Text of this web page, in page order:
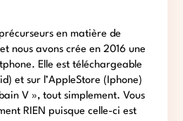
en matière de
nous avons crée en 2016 une
Elle est téléchargeable
et sur l’AppleStore (Iphone)
V », tout simplement. Vous
RIEN puisque celle-ci est